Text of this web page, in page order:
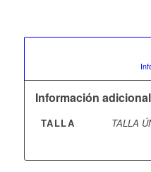
Información adicional
TALLA TALLA